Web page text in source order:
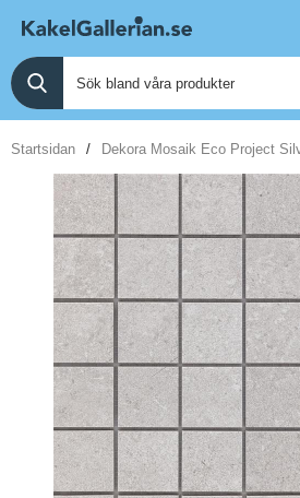
Startsidan Dekora Mosaik Eco Project